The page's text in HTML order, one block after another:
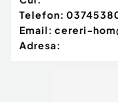
Telefon:
Email: cereri-
Adresa: